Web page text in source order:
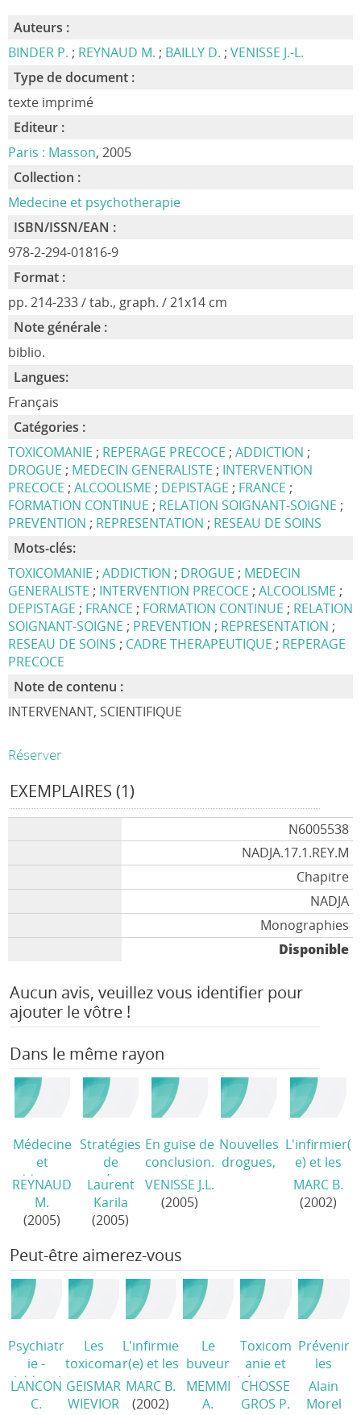
Auteurs :
BINDER P. ; REYNAUD M. ; BAILLY D. ; VENISSE J.-L.
Type de document :
texte imprimé
Editeur :
Paris : Masson, 2005
Collection :
Medecine et psychotherapie
ISBN/ISSN/EAN :
978-2-294-01816-9
Format :
pp. 214-233 / tab., graph. / 21x14 cm
Note générale :
biblio.
Langues:
Français
Catégories :
TOXICOMANIE ; REPERAGE PRECOCE ; ADDICTION ;
DROGUE ; MEDECIN GENERALISTE ; INTERVENTION
PRECOCE ; ALCOOLISME ; DEPISTAGE ; FRANCE ;
FORMATION CONTINUE ; RELATION SOIGNANT-SOIGNE ;
PREVENTION ; REPRESENTATION ; RESEAU DE SOINS
Mots-clés:
TOXICOMANIE ; ADDICTION ; DROGUE ; MEDECIN
GENERALISTE ; INTERVENTION PRECOCE ; ALCOOLISME ;
DEPISTAGE ; FRANCE ; FORMATION CONTINUE ; RELATION
SOIGNANT-SOIGNE ; PREVENTION ; REPRESENTATION ;
RESEAU DE SOINS ; CADRE THERAPEUTIQUE ; REPERAGE
PRECOCE
Note de contenu :
INTERVENANT, SCIENTIFIQUE
Réserver
EXEMPLAIRES (1)
N6005538
NADJA.17.1.REY.M
Chapitre
NADJA
Monographies
Disponible
Aucun avis, veuillez vous identifier pour
ajouter le vôtre !
Dans le même rayon
Médecine
et
addictions
/
REYNAUD
M.
(2005)
Stratégies
de
repérage
précoce de
l'usage
produits
psychoacti
Laurent
Karila
(2005)
En guise de
conclusion.
../
VENISSE J.L.
(2005)
Nouvelles
drogues,
L'infirmier(
e) et les
toxicomani
es.
MARC B.
(2002)
Peut-être aimerez-vous
Psychiatr
ie -
Addictol
ogie
LANCON
C.
Les
toxicoma
nes ne
sont pas
GEISMAR
WIEVIOR
L'infirmie
r(e) et les
toxicoma
nies.
MARC B.
(2002)
Le
buveur
et
l'amoure
MEMMI
A.
Toxicom
anie et
hépatites
C/
CHOSSE
GROS P.
Prévenir
les
toxicoma
nies/
Alain
Morel